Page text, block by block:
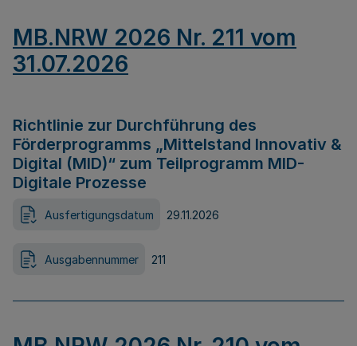
MB.NRW 2026 Nr. 211 vom
31.07.2026
Richtlinie zur Durchführung des
Förderprogramms „Mittelstand Innovativ &
Digital (MID)“ zum Teilprogramm MID-
Digitale Prozesse
Ausfertigungsdatum 29.11.2026
Ausgabennummer 211